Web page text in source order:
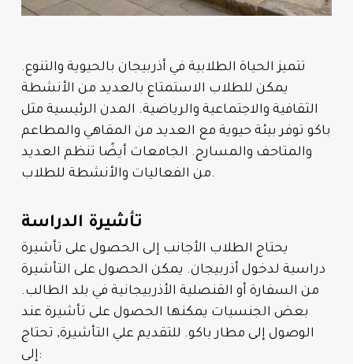
تتميز الحياة الطلابية في أذربيجان بالحيوية والتنوع.
يمكن للطلاب الاستمتاع بالعديد من الأنشطة
الثقافية والاجتماعية والرياضية. المدن الرئيسية مثل
باكو توفر بيئة حيوية مع العديد من المقاهي والمطاعم
والمتاحف والمسارح. الجامعات أيضًا تنظم العديد
من الفعاليات والأنشطة للطلاب.
تأشيرة الدراسة
يحتاج الطلاب الأجانب إلى الحصول على تأشيرة
دراسية لدخول أذربيجان. يمكن الحصول على التأشيرة
من السفارة أو القنصلية الأذربيجانية في بلد الطالب.
بعض الجنسيات يمكنها الحصول على تأشيرة عند
الوصول إلى مطار باكو. للتقديم علي التأشيرة, تحتاج
إلى: